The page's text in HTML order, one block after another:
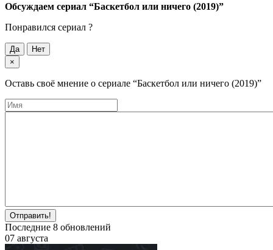
Обсуждаем cериал “Баскетбол или ничего (2019)”
Понравился cериал ?
Да
Нет
×
Оставь своё мнение о cериале “Баскетбол или ничего (2019)”
Отправить!
Последние 8 обновлений
07 августа